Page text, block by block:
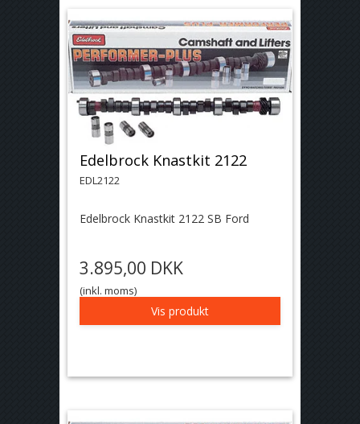
Edelbrock Knastkit 2122
EDL2122
Edelbrock Knastkit 2122 SB Ford
3.895,00 DKK
(inkl. moms)
Vis produkt